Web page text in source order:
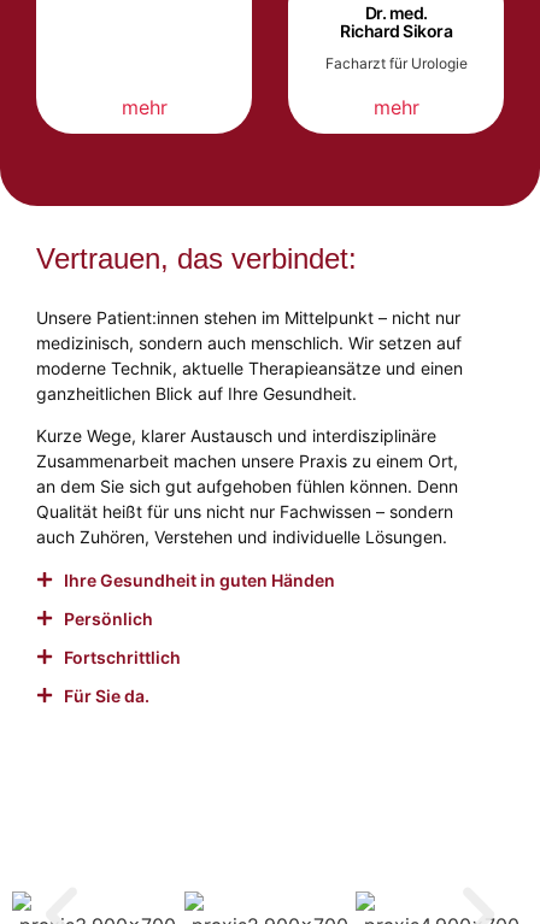
mehr
Dr. med.
Richard Sikora
Facharzt für Urologie
mehr
Vertrauen, das verbindet:
Unsere Patient:innen stehen im Mittelpunkt – nicht nur
medizinisch, sondern auch menschlich. Wir setzen auf
moderne Technik, aktuelle Therapieansätze und einen
ganzheitlichen Blick auf Ihre Gesundheit.
Kurze Wege, klarer Austausch und interdisziplinäre
Zusammenarbeit machen unsere Praxis zu einem Ort,
an dem Sie sich gut aufgehoben fühlen können. Denn
Qualität heißt für uns nicht nur Fachwissen – sondern
auch Zuhören, Verstehen und individuelle Lösungen.
Ihre Gesundheit in guten Händen
Persönlich
Fortschrittlich
Für Sie da.